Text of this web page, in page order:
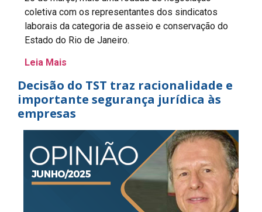
coletiva com os representantes dos sindicatos
laborais da categoria de asseio e conservação do
Estado do Rio de Janeiro.
Leia Mais
Decisão do TST traz racionalidade e
importante segurança jurídica às
empresas